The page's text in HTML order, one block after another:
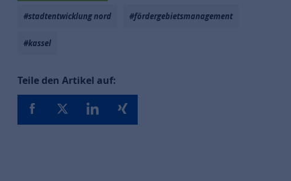
#stadtentwicklung nord #fördergebietsmanagement
#kassel
Teile den Artikel auf: